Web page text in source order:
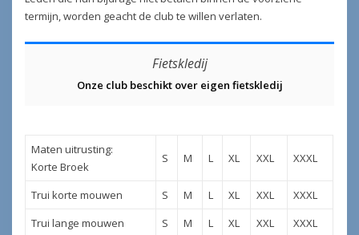
termijn, worden geacht de club te willen verlaten.
Fietskledij
Onze club beschikt over eigen fietskledij
Maten uitrusting:
Korte Broek
S M L XL XXL XXXL
Trui korte mouwen S M L XL XXL
XXXL
Trui lange mouwen
S M L XL XXL
XXXL